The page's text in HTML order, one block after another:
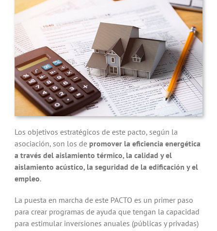
Los objetivos estratégicos de este pacto, según la
asociación, son los de promover la eficiencia energética
a través del aislamiento térmico, la calidad y el
aislamiento acústico, la seguridad de la edificación y el
empleo.
La puesta en marcha de este PACTO es un primer paso
para crear programas de ayuda que tengan la capacidad
para estimular inversiones anuales (públicas y privadas)